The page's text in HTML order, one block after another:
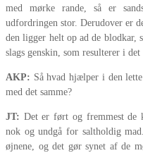
med mørke rande, så er
udfordringen stor. Derudover er
den ligger helt op ad de blodkar,
slags genskin, som resulterer i
AKP: Så hvad hjælper i den
med det samme?
JT: Det er ført og fremmest de
nok og undgå for saltholdig
øjnene, og det gør synet af de